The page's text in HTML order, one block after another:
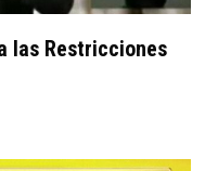
las Restricciones